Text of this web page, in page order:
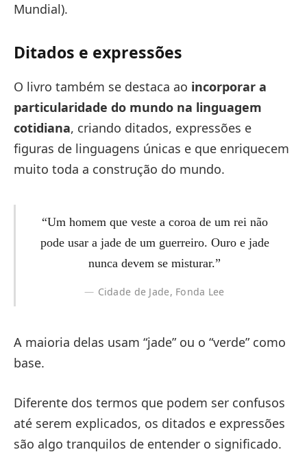
Mundial).
Ditados e expressões
O livro também se destaca ao incorporar a
particularidade do mundo na linguagem
cotidiana, criando ditados, expressões e
figuras de linguagens únicas e que enriquecem
muito toda a construção do mundo.
“Um homem que veste a coroa de um rei não
pode usar a jade de um guerreiro. Ouro e jade
nunca devem se misturar.”
Cidade de Jade, Fonda Lee
A maioria delas usam “jade” ou o “verde” como
base.
Diferente dos termos que podem ser confusos
até serem explicados, os ditados e expressões
são algo tranquilos de entender o significado.